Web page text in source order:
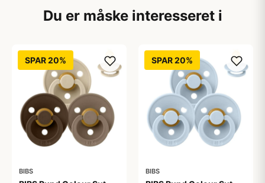
Du er måske interesseret i
SPAR 20%
BIBS
SPAR 20%
BIBS